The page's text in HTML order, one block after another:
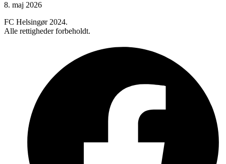
8. maj 2026
FC Helsingør 2024.
Alle rettigheder forbeholdt.